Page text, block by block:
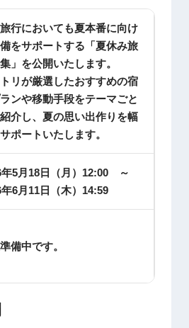
行においても夏本番に向け
をサポートする「夏休み旅
」を公開いたします。
リが厳選したおすすめの宿
ンや移動手段をテーマごと
介し、夏の思い出作りを幅
ポートいたします。
年5月18日（月）12:00 ～
6月11日（木）14:59
備中です。